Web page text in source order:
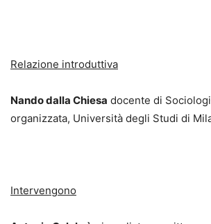
Relazione introduttiva
Nando dalla Chiesa docente di
organizzata, Università degli Studi di
Intervengono